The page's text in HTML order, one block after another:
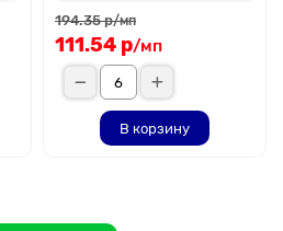
194.35 р/мп
111.54 р/мп
В корзину